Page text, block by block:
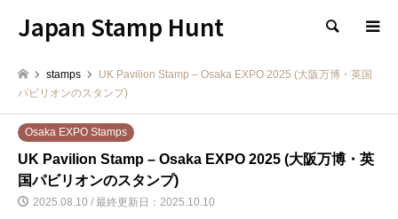
Japan Stamp Hunt 検索
stamps
UK Pavilion Stamp – Osaka EXPO 2025 (大阪万博・英国
パビリオンのスタンプ)
Osaka EXPO Stamps
UK Pavilion Stamp – Osaka EXPO 2025 (大阪万博・英
国パビリオンのスタンプ)
2025.08.10 / 最終更新日：2025.10.10